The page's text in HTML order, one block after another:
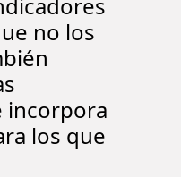
no los
incorpora
los que